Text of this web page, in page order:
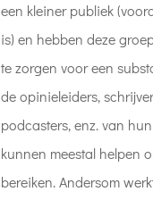
een kleiner publiek
is) en hebben deze
te zorgen voor een
de opinieleiders,
podcasters, enz. van
kunnen meestal helpen
bereiken. Andersom